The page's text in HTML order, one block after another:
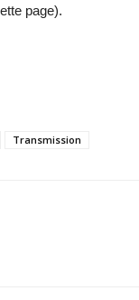
page).
Transmission